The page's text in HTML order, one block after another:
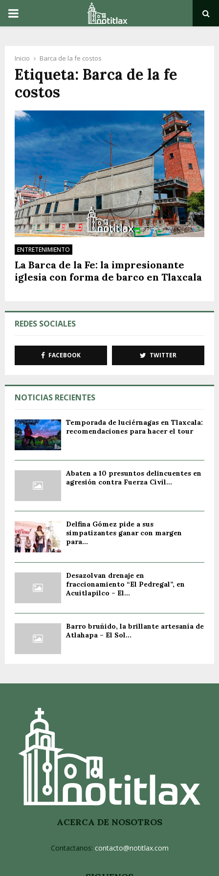
PRIMARY
Inicio Barca de la fe costos
Etiqueta: Barca de la fe
costos
ENTRETENIMIENTO
La Barca de la Fe: la impresionante
iglesia con forma de barco en Tlaxcala
REDES SOCIALES
FACEBOOK TWITTER
NOTICIAS RECIENTES
Temporada de luciérnagas en Tlaxcala:
recomendaciones para hacer el tour
Abaten a 10 presuntos delincuentes en
agresión contra Fuerza Civil...
Delfina Gómez pide a sus
simpatizantes ganar con margen
para...
Desazolvan drenaje en
fraccionamiento “El Pedregal”, en
Acuitlapilco – El...
Barro bruñido, la brillante artesanía de
Atlahapa – El Sol...
ACERCA DE NOSOTROS
Contactanos: contacto@notitlax.com